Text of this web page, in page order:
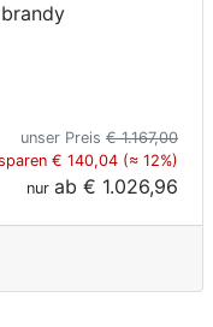
unser Preis € 1.167,00
€ 140,04 (≈ 12%)
nur ab € 1.026,96